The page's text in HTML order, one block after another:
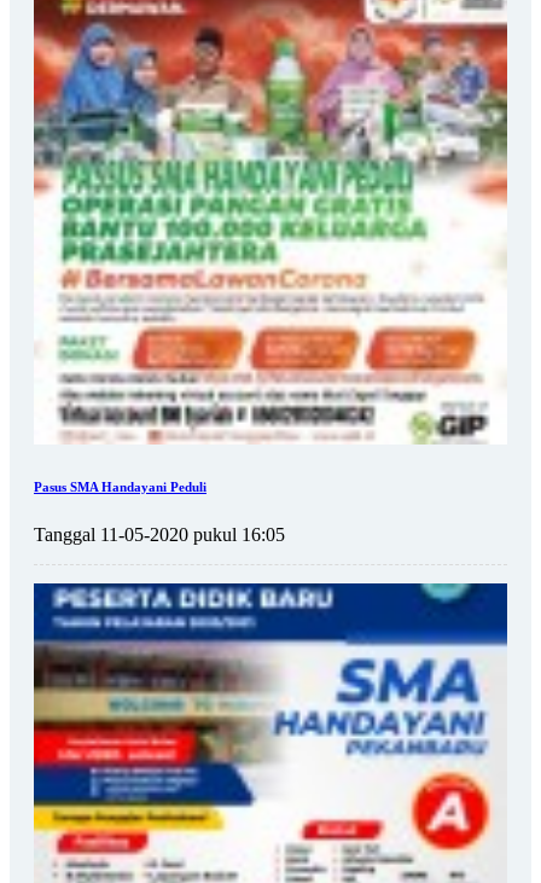
Pasus SMA Handayani Peduli
Tanggal 11-05-2020 pukul 16:05